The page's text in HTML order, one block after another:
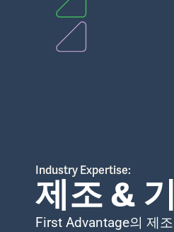
Industry Expertise:
제조 &
First Advantage의 제